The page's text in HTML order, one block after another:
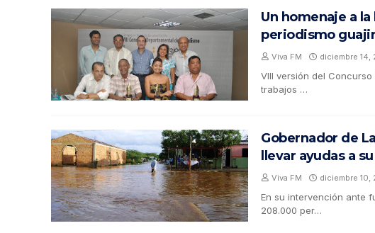
Un homenaje a
periodismo
Viva FM diciembre 14,
VIII versión del
trabajos …
Gobernador de
llevar ayudas a
Viva FM diciembre 10,
En su intervención ante
208.000 per…